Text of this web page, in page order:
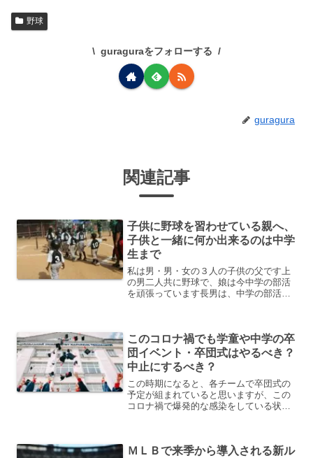
野球
guraguraをフォローする
guragura
関連記事
子供に野球を習わせている親へ、
子供と一緒に何か出来るのは中学
生まで
私は男・男・女の３人の子供の父です上
の男二人共に野球で、娘は今中学の部活
を頑張っています長男は、中学の部活に
ラブチームを卒団しました...
このコロナ禍でも学童や中学の卒
団イベント・卒団式はやるべき？
中止にするべき？
この時期になると、各チームで卒団式の
予定が組まれていると思いますが、この
コロナ禍で爆発的な感染をしている状態
す。逆になんでダメなのでし...
ＭＬＢで来季から導入される新ル